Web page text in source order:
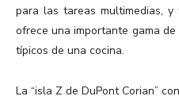
para las tareas multimedias,
ofrece una importante gama
típicos de una cocina.
La “isla Z de DuPont Corian”